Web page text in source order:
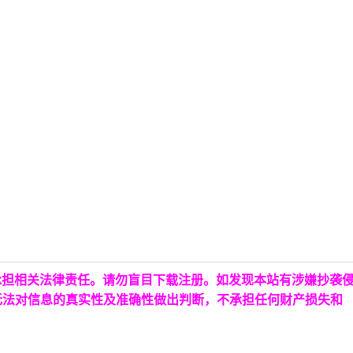
相关法律责任。请勿盲目下载注册。如发现本站有涉嫌抄袭
对信息的真实性及准确性做出判断，不承担任何财产损失和